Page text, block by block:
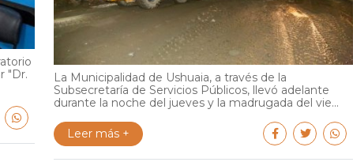
"Dr.
La Municipalidad de Ushuaia, a través de la
Subsecretaría de Servicios Públicos, llevó adelante
durante la noche del jueves y la madrugada del vie...
Leer más +